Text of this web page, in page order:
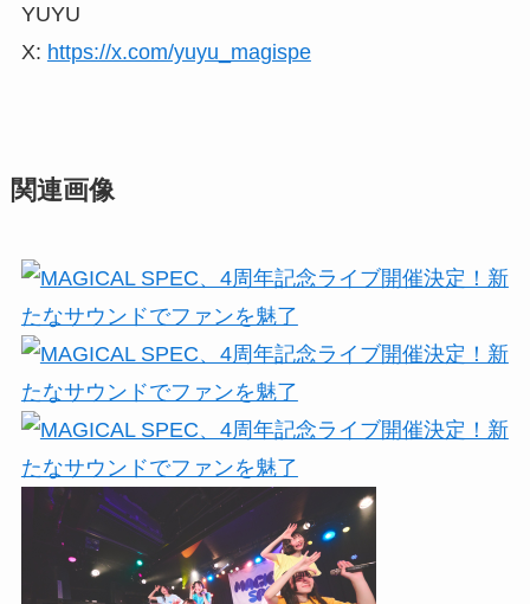
YUYU
X: https://x.com/yuyu_magispe
関連画像